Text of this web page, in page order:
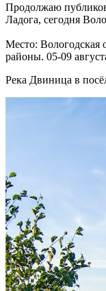
Продолжаю
Ладога, сегодня
Место: Вологодская
районы. 05-09
Река Двиница в